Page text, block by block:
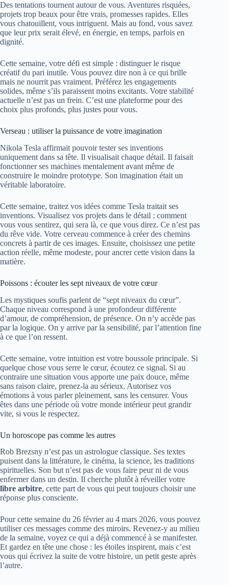
Des tentations tournent autour de vous. Aventures risquées,
projets trop beaux pour être vrais, promesses rapides. Elles
vous chatouillent, vous intriguent. Mais au fond, vous savez
que leur prix serait élevé, en énergie, en temps, parfois en
dignité.
Cette semaine, votre défi est simple : distinguer le risque
créatif du pari inutile. Vous pouvez dire non à ce qui brille
mais ne nourrit pas vraiment. Préférez les engagements
solides, même s’ils paraissent moins excitants. Votre stabilité
actuelle n’est pas un frein. C’est une plateforme pour des
choix plus profonds, plus justes pour vous.
Verseau : utiliser la puissance de votre imagination
Nikola Tesla affirmait pouvoir tester ses inventions
uniquement dans sa tête. Il visualisait chaque détail. Il faisait
fonctionner ses machines mentalement avant même de
construire le moindre prototype. Son imagination était un
véritable laboratoire.
Cette semaine, traitez vos idées comme Tesla traitait ses
inventions. Visualisez vos projets dans le détail : comment
vous vous sentirez, qui sera là, ce que vous direz. Ce n’est pas
du rêve vide. Votre cerveau commence à créer des chemins
concrets à partir de ces images. Ensuite, choisissez une petite
action réelle, même modeste, pour ancrer cette vision dans la
matière.
Poissons : écouter les sept niveaux de votre cœur
Les mystiques soufis parlent de “sept niveaux du cœur”.
Chaque niveau correspond à une profondeur différente
d’amour, de compréhension, de présence. On n’y accède pas
par la logique. On y arrive par la sensibilité, par l’attention fine
à ce que l’on ressent.
Cette semaine, votre intuition est votre boussole principale. Si
quelque chose vous serre le cœur, écoutez ce signal. Si au
contraire une situation vous apporte une paix douce, même
sans raison claire, prenez-la au sérieux. Autorisez vos
émotions à vous parler pleinement, sans les censurer. Vous
êtes dans une période où votre monde intérieur peut grandir
vite, si vous le respectez.
Un horoscope pas comme les autres
Rob Brezsny n’est pas un astrologue classique. Ses textes
puisent dans la littérature, le cinéma, la science, les traditions
spirituelles. Son but n’est pas de vous faire peur ni de vous
enfermer dans un destin. Il cherche plutôt à réveiller votre
libre arbitre, cette part de vous qui peut toujours choisir une
réponse plus consciente.
Pour cette semaine du 26 février au 4 mars 2026, vous pouvez
utiliser ces messages comme des miroirs. Revenez-y au milieu
de la semaine, voyez ce qui a déjà commencé à se manifester.
Et gardez en tête une chose : les étoiles inspirent, mais c’est
vous qui écrivez la suite de votre histoire, un petit geste après
l’autre.